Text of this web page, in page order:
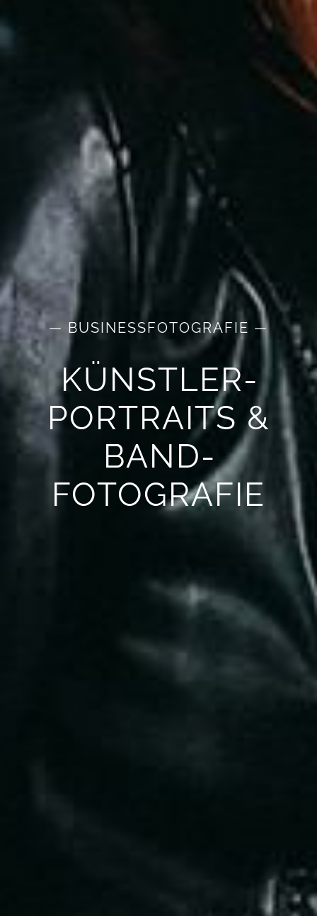
— BUSINESSFOTOGRAFIE —
KÜNSTLER­
PORTRAITS &
BAND­
FOTOGRAFIE